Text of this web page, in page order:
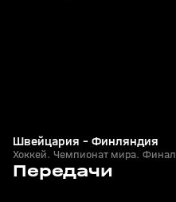
Швейцария - Финляндия
Хоккей. Чемпионат мира. Финал
Передачи
04 авг, 16:45